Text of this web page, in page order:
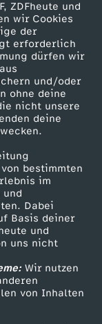
ZDFheute und
wir Cookies
der
erforderlich
dürfen wir
und/oder
ohne deine
nicht unsere
deine
bestimmten
im
und
Dabei
Basis deiner
und
uns nicht
Wir nutzen
von Inhalten
ZDF